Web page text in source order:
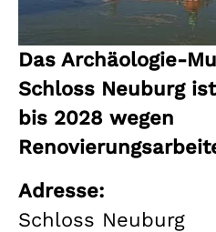
Das Archäologie-
Schloss Neuburg
bis 2028 wegen
Adresse:
Schloss Neuburg